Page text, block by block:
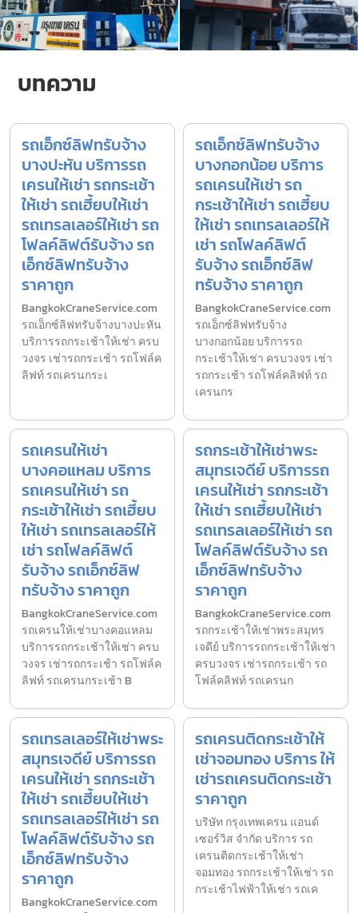
บทความ
รถเอ็กซ์ลิฟทรับจ้าง
บางปะหัน บริการรถ
เครนให้เช่า รถกระเช้า
ให้เช่า รถเฮี้ยบให้เช่า
รถเทรลเลอร์ให้เช่า รถ
โฟลค์ลิฟต์รับจ้าง รถ
เอ็กซ์ลิฟทรับจ้าง
ราคาถูก
BangkokCraneService.com
รถเอ็กซ์ลิฟทรับจ้างบางปะหัน
บริการรถกระเช้าให้เช่า ครบ
วงจร เช่ารถกระเช้า รถโฟล์ค
ลิฟท์ รถเครนกระเ
รถเอ็กซ์ลิฟทรับจ้าง
บางกอกน้อย บริการ
รถเครนให้เช่า รถ
กระเช้าให้เช่า รถเฮี้ยบ
ให้เช่า รถเทรลเลอร์ให้
เช่า รถโฟลค์ลิฟต์
รับจ้าง รถเอ็กซ์ลิฟ
ทรับจ้าง ราคาถูก
BangkokCraneService.com
รถเอ็กซ์ลิฟทรับจ้าง
บางกอกน้อย บริการรถ
กระเช้าให้เช่า ครบวงจร เช่า
รถกระเช้า รถโฟล์คลิฟท์ รถ
เครนกร
รถเครนให้เช่า
บางคอแหลม บริการ
รถเครนให้เช่า รถ
กระเช้าให้เช่า รถเฮี้ยบ
ให้เช่า รถเทรลเลอร์ให้
เช่า รถโฟลค์ลิฟต์
รับจ้าง รถเอ็กซ์ลิฟ
ทรับจ้าง ราคาถูก
BangkokCraneService.com
รถเครนให้เช่าบางคอแหลม
บริการรถกระเช้าให้เช่า ครบ
วงจร เช่ารถกระเช้า รถโฟล์ค
ลิฟท์ รถเครนกระเช้า B
รถกระเช้าให้เช่าพระ
สมุทรเจดีย์ บริการรถ
เครนให้เช่า รถกระเช้า
ให้เช่า รถเฮี้ยบให้เช่า
รถเทรลเลอร์ให้เช่า รถ
โฟลค์ลิฟต์รับจ้าง รถ
เอ็กซ์ลิฟทรับจ้าง
ราคาถูก
BangkokCraneService.com
รถกระเช้าให้เช่าพระสมุทร
เจดีย์ บริการรถกระเช้าให้เช่า
ครบวงจร เช่ารถกระเช้า รถ
โฟล์คลิฟท์ รถเครนก
รถเทรลเลอร์ให้เช่าพระ
สมุทรเจดีย์ บริการรถ
เครนให้เช่า รถกระเช้า
ให้เช่า รถเฮี้ยบให้เช่า
รถเทรลเลอร์ให้เช่า รถ
โฟลค์ลิฟต์รับจ้าง รถ
เอ็กซ์ลิฟทรับจ้าง
ราคาถูก
BangkokCraneService.com
รถเครนติดกระเช้าให้
เช่าจอมทอง บริการ ให้
เช่ารถเครนติดกระเช้า
ราคาถูก
บริษัท กรุงเทพเครน แอนด์
เซอร์วิส จำกัด บริการ รถ
เครนติดกระเช้าให้เช่า
จอมทอง รถกระเช้าให้เช่า รถ
กระเช้าไฟฟ้าให้เช่า รถเค